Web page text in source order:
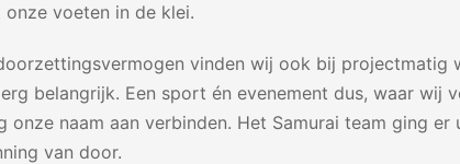
voeten in de klei.
vinden wij ook bij projectmatig
belangrijk. Een sport én evenement dus, waar wij
onze naam aan verbinden. Het Samurai team ging
van door.